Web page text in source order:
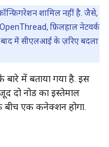
शामिल नहीं है. जैसे,
OpenThread, फ़िलहाल नेटवर्क
बाद में सीएलआई के ज़रिए बदला
बारे में बताया गया है. इस
दो नोड का इस्तेमाल
बीच एक कनेक्शन होगा.